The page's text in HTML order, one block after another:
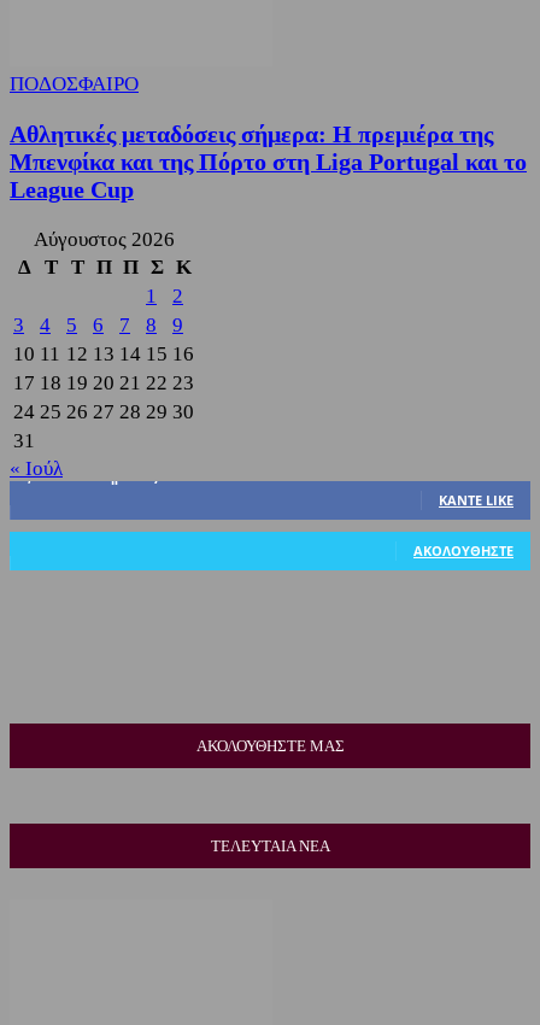
ΠΟΔΟΣΦΑΙΡΟ
Αθλητικές μεταδόσεις σήμερα: Η πρεμιέρα της
Μπενφίκα και της Πόρτο στη Liga Portugal και το
League Cup
Αύγουστος 2026
Δ
Τ Τ Π Π Σ Κ
1
2
3
4 5 6 7 8
9
10 11 12 13 14 15 16
17 18 19 20 21 22 23
24 25 26 27 28 29 30
31
« Ιούλ
3,822
ΚΆΝΤΕ LIKE
ΑΚΟΛΟΥΘΉΣΤΕ
ΑΚΟΛΟΥΘΗΣΤΕ ΜΑΣ
ΤΕΛΕΥΤΑΙΑ ΝΕΑ